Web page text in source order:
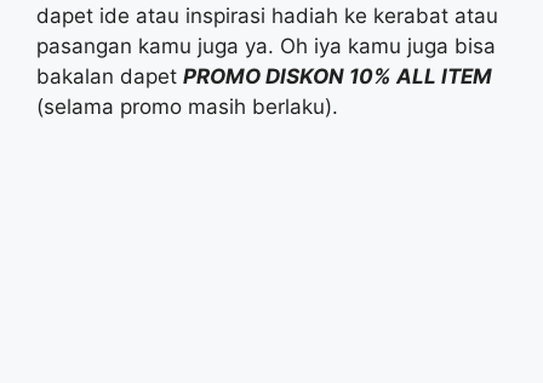
dapet ide atau inspirasi hadiah ke kerabat atau
pasangan kamu juga ya. Oh iya kamu juga bisa
bakalan dapet PROMO DISKON 10% ALL ITEM
(selama promo masih berlaku).